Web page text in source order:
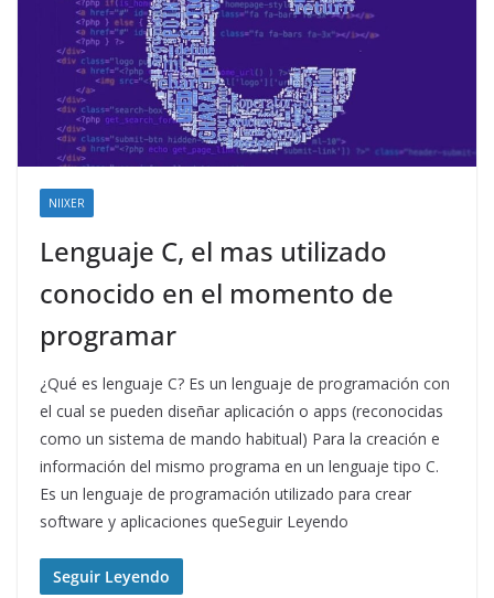
NIIXER
Lenguaje C, el mas utilizado
conocido en el momento de
programar
¿Qué es lenguaje C? Es un lenguaje de programación con
el cual se pueden diseñar aplicación o apps (reconocidas
como un sistema de mando habitual) Para la creación e
información del mismo programa en un lenguaje tipo C.
Es un lenguaje de programación utilizado para crear
software y aplicaciones queSeguir Leyendo
Seguir Leyendo